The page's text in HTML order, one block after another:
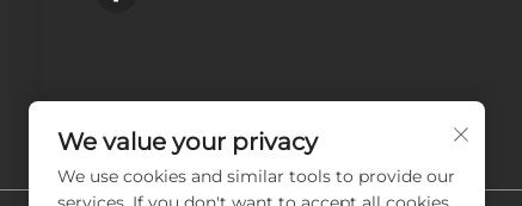
We value your privacy
We use cookies and similar tools to provide our